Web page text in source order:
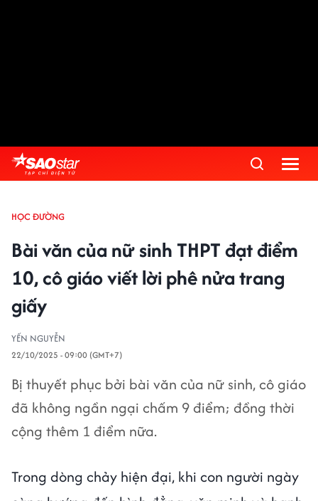
HỌC ĐƯỜNG
Bài văn của nữ sinh THPT đạt điểm
10, cô giáo viết lời phê nửa trang
giấy
YẾN NGUYỄN
22/10/2025 - 09:00 (GMT+7)
Bị thuyết phục bởi bài văn của nữ sinh, cô giáo
đã không ngần ngại chấm 9 điểm; đồng thời
cộng thêm 1 điểm nữa.
Trong dòng chảy hiện đại, khi con người ngày